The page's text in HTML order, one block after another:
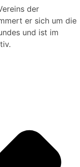
der
er sich um die
und ist im